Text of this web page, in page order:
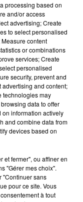
DU
processing based on
and/or access
advertising; Create
to select personalised
content
or combinations
services; Create
personalised
security, prevent and
advertising and content;
technologies may
data to offer
information actively
and combine data from
devices based on
et fermer", ou affiner en
"Gérer mes choix".
"Continuer sans
pour ce site. Vous
à tout